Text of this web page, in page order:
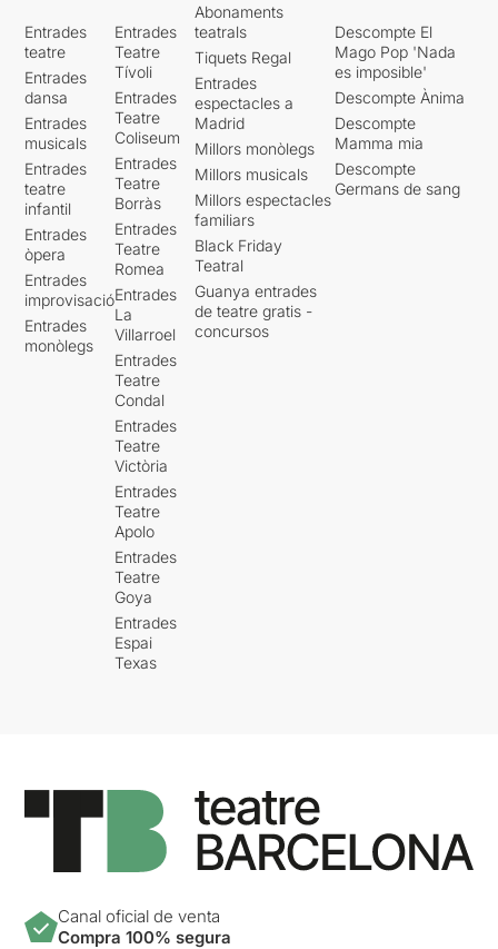
Entrades
teatre
Entrades
dansa
Entrades
musicals
Entrades
teatre
infantil
Entrades
òpera
Entrades
improvisació
Entrades
monòlegs
Entrades
Teatre
Tívoli
Entrades
Teatre
Coliseum
Entrades
Teatre
Borràs
Entrades
Teatre
Romea
Entrades
La
Villarroel
Entrades
Teatre
Condal
Entrades
Teatre
Victòria
Entrades
Teatre
Apolo
Entrades
Teatre
Goya
Entrades
Espai
Texas
Abonaments
teatrals
Tiquets Regal
Entrades
espectacles a
Madrid
Millors monòlegs
Millors musicals
Millors espectacles
familiars
Black Friday
Teatral
Guanya entrades
de teatre gratis -
concursos
Descompte El
Mago Pop 'Nada
es imposible'
Descompte Ànima
Descompte
Mamma mia
Descompte
Germans de sang
Canal oficial de venta
Compra 100% segura